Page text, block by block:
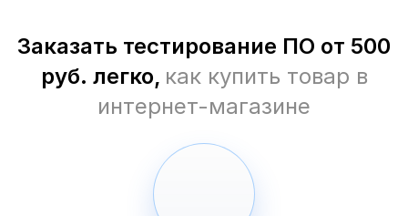
Заказать тестирование ПО от 500
руб. легко, как купить товар в
интернет-магазине